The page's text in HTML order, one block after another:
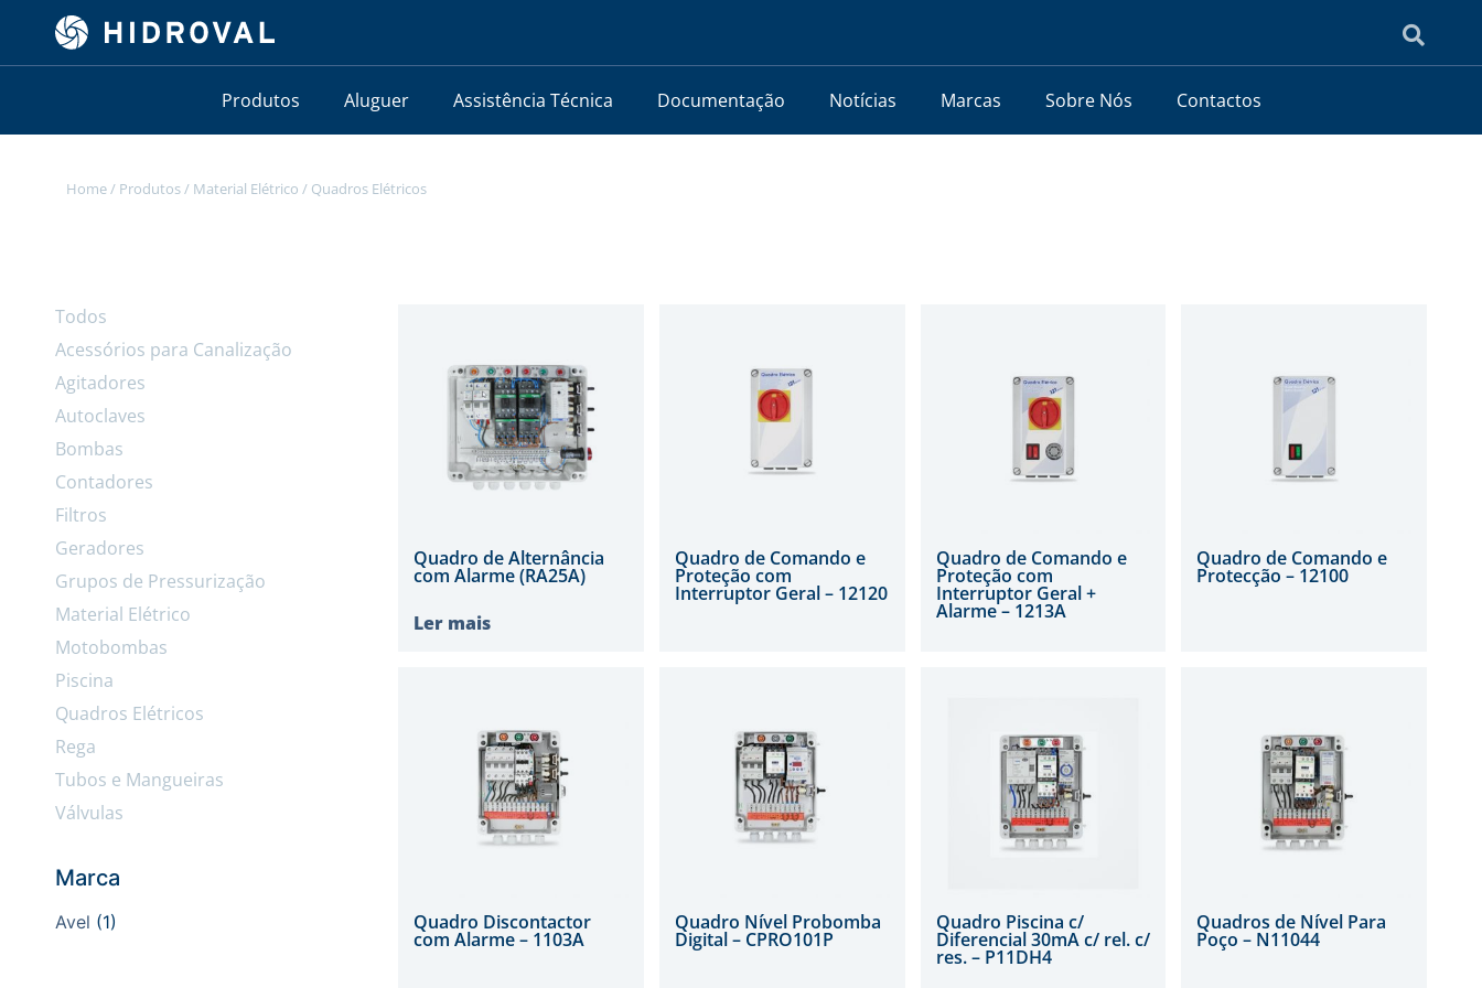
Produtos Aluguer Assistência Técnica Documentação Notícias Marcas Sobre Nós Contactos
Home / Produtos / Material Elétrico / Quadros Elétricos
Todos
Acessórios para Canalização
Agitadores
Autoclaves
Bombas
Contadores
Filtros
Geradores
Grupos de Pressurização
Material Elétrico
Motobombas
Piscina
Quadros Elétricos
Rega
Tubos e Mangueiras
Válvulas
Marca
Avel (1)
Quadro de Alternância
com Alarme (RA25A)
Ler mais
Quadro de Comando e
Proteção com
Interruptor Geral – 12120
Quadro de Comando e
Proteção com
Interruptor Geral +
Alarme – 1213A
Quadro de Comando e
Protecção – 12100
Quadro Discontactor
com Alarme – 1103A
Quadro Nível Probomba
Digital – CPRO101P
Quadro Piscina c/
Diferencial 30mA c/ rel. c/
res. – P11DH4
Quadros de Nível Para
Poço – N11044